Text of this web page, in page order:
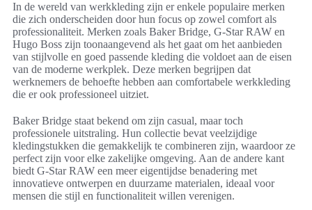
In de wereld van werkkleding zijn er enkele populaire merken
die zich onderscheiden door hun focus op zowel comfort als
professionaliteit. Merken zoals Baker Bridge, G-Star RAW en
Hugo Boss zijn toonaangevend als het gaat om het aanbieden
van stijlvolle en goed passende kleding die voldoet aan de eisen
van de moderne werkplek. Deze merken begrijpen dat
werknemers de behoefte hebben aan comfortabele werkkleding
die er ook professioneel uitziet.
Baker Bridge staat bekend om zijn casual, maar toch
professionele uitstraling. Hun collectie bevat veelzijdige
kledingstukken die gemakkelijk te combineren zijn, waardoor ze
perfect zijn voor elke zakelijke omgeving. Aan de andere kant
biedt G-Star RAW een meer eigentijdse benadering met
innovatieve ontwerpen en duurzame materialen, ideaal voor
mensen die stijl en functionaliteit willen verenigen.